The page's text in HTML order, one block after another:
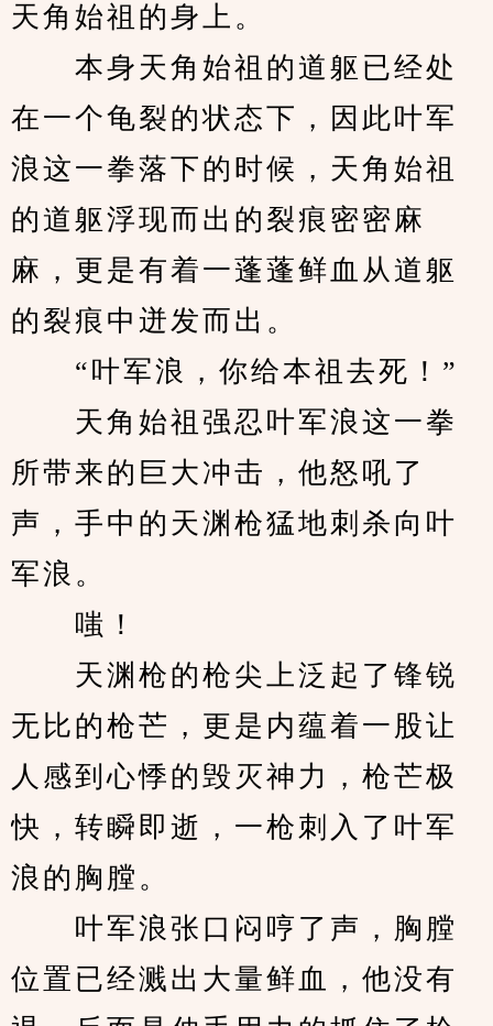
天角始祖的身上。
本身天角始祖的道躯已经处
在一个龟裂的状态下，因此叶军
浪这一拳落下的时候，天角始祖
的道躯浮现而出的裂痕密密麻
麻，更是有着一蓬蓬鲜血从道躯
的裂痕中迸发而出。
“叶军浪，你给本祖去死！”
天角始祖强忍叶军浪这一拳
所带来的巨大冲击，他怒吼了
声，手中的天渊枪猛地刺杀向叶
军浪。
嗤！
天渊枪的枪尖上泛起了锋锐
无比的枪芒，更是内蕴着一股让
人感到心悸的毁灭神力，枪芒极
快，转瞬即逝，一枪刺入了叶军
浪的胸膛。
叶军浪张口闷哼了声，胸膛
位置已经溅出大量鲜血，他没有